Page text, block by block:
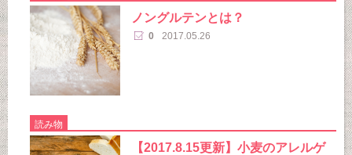
ノングルテンとは？
0 2017.05.26
読み物
【2017.8.15更新】小麦のアレルゲ